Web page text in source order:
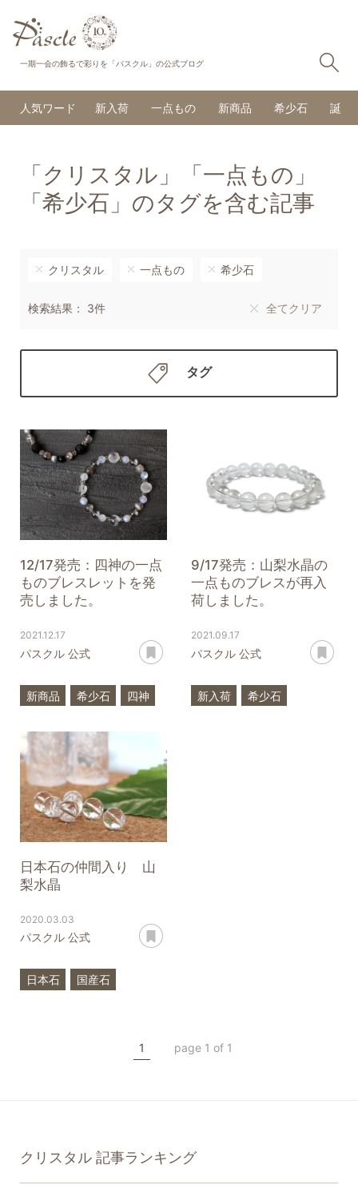
一期一会の飾るで彩りを「パスクル」の公式ブログ
人気ワード 新入荷 一点もの 新商品 希少石 誕生
「クリスタル」「一点もの」
「希少石」のタグを含む記事
クリスタル 一点もの 希少石
検索結果： 3件 全てクリア
タグ
12/17発売：四神の一点
ものブレスレットを発
売しました。
2021.12.17
パスクル 公式
あとで読む
新商品 希少石
四神
プラチナルチルクォーツ
一点もの
X.G
9/17発売：山梨水晶の
一点ものブレスが再入
荷しました。
2021.09.17
パスクル 公式
新入荷
希少石
日本石の仲間入り 山
梨水晶
2020.03.03
パスクル 公式
日本石
国産石
1 page 1 of 1
クリスタル 記事ランキング